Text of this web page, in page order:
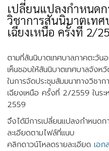
เปลี่ยนแปลงกำหนด
วิชาการสันนิบาตเท
เฉียงเหนือ ครั้งที่ 2/
ตามที่สันนิบาตเทศบาลภาคตะวัน
เห็นชอบให้สันนิบาตเทศบาลจังห
ในการจัดประชุมสัมมนาทางวิชา
เฉียงเหนือ ครั้งที่ 2/2559 ในร
2559
จึงได้มีการเปลี่ยนแปลงกำหนดก
ละเอียดตามไฟล์ที่แนบ
คลิกดาวน์โหลดรายละเอียด เอก